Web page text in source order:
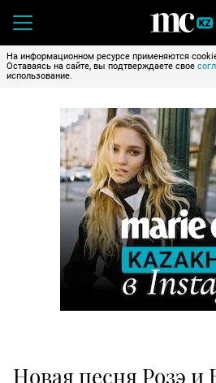
На информационном ресурсе применяются
Оставаясь на сайте, вы подтверждаете свое
использование.
Новая песня Розэ и